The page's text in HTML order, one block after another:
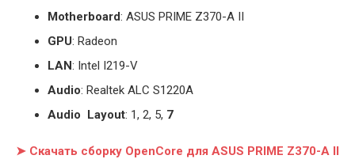
Motherboard: ASUS PRIME Z370-A II
GPU: Radeon
LAN: Intel I219-V
Audio: Realtek ALC S1220A
Audio Layout: 1, 2, 5, 7
➤ Скачать сборку OpenCore для ASUS PRIME Z370-A II